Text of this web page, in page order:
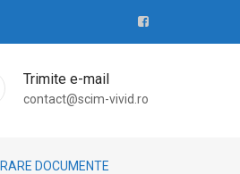
Trimite e-mail
contact@scim-vivid.ro
DOCUMENTE